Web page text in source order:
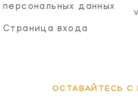
персональных данных
Страница входа
ОСТАВАЙТЕСЬ С